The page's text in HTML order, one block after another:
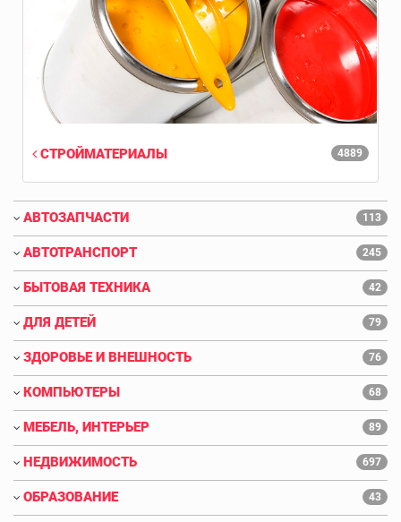
4889
СТРОЙМАТЕРИАЛЫ
АВТОЗАПЧАСТИ 113
АВТОТРАНСПОРТ 245
БЫТОВАЯ ТЕХНИКА 42
ДЛЯ ДЕТЕЙ 79
ЗДОРОВЬЕ И ВНЕШНОСТЬ 76
КОМПЬЮТЕРЫ 68
МЕБЕЛЬ, ИНТЕРЬЕР 89
НЕДВИЖИМОСТЬ 697
ОБРАЗОВАНИЕ 43